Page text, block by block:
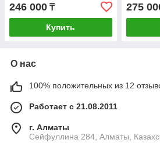
246 000 ₸
Купить
275
О нас
100% положительных из 12
Работает с 21.08.2011
г. Алматы
Сейфуллина 284, Алматы,